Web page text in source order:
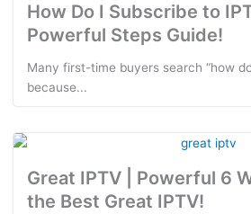
How Do I Subscribe to
Powerful Steps Guide!
Many first-time buyers search “how
because...
Great IPTV | Powerful 6
the Best Great IPTV!